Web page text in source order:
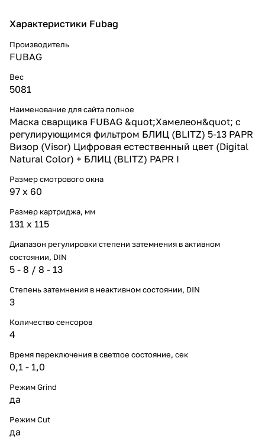
Характеристики Fubag
Производитель
FUBAG
Вес
5081
Наименование для сайта полное
Маска сварщика FUBAG &quot;Хамелеон&quot; с
регулирующимся фильтром БЛИЦ (BLITZ) 5-13 PAPR
Визор (Visor) Цифровая естественный цвет (Digital
Natural Color) + БЛИЦ (BLITZ) PAPR I
Размер смотрового окна
97 x 60
Размер картриджа, мм
131 х 115
Диапазон регулировки степени затемнения в активном
состоянии, DIN
5 - 8 / 8 - 13
Степень затемнения в неактивном состоянии, DIN
3
Количество сенсоров
4
Время переключения в светлое состояние, сек
0,1 - 1,0
Режим Grind
да
Режим Cut
да